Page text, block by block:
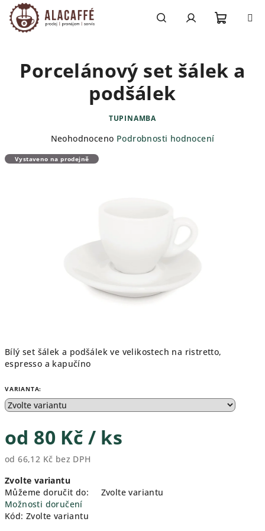
Přejít
na
obsah
košík
Bílý set šálek a podšálek ve velikostech na ristretto,
espresso a kapučíno
VARIANTA:
od 80 Kč / ks
od66,12 Kč bez DPH
cena:
Zvolte variantu
Můžeme doručit do:
Zvolte variantu
Možnosti doručení
Kód: Zvolte variantu
Porcelánový set šálek a
podšálek
TUPINAMBA
Průměrné
produktu
Neohodnoceno Podrobnosti hodnocení
Vystaveno na prodejně